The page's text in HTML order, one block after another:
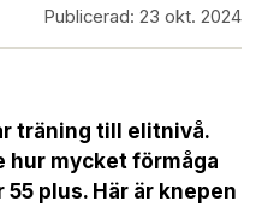
Publicerad: 23 okt. 2024
träning till elitnivå.
hur mycket förmåga
plus. Här är knepen